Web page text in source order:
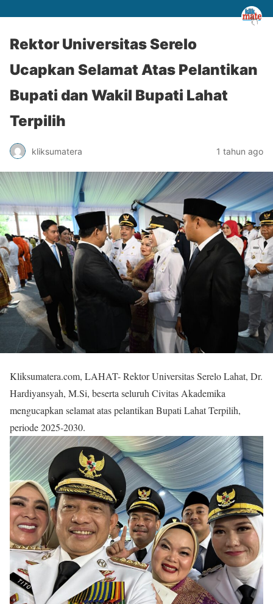
Rektor Universitas Serelo
Ucapkan Selamat Atas Pelantikan
Bupati dan Wakil Bupati Lahat
Terpilih
kliksumatera 1 tahun ago
Kliksumatera.com, LAHAT- Rektor Universitas Serelo Lahat, Dr.
Hardiyansyah, M.Si, beserta seluruh Civitas Akademika
mengucapkan selamat atas pelantikan Bupati Lahat Terpilih,
periode 2025-2030.